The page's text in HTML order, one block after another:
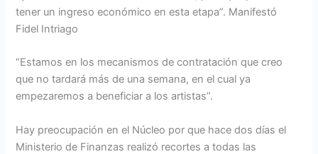
tener un ingreso económico en esta etapa”. Manifestó
Fidel Intriago
“Estamos en los mecanismos de contratación que creo
que no tardará más de una semana, en el cual ya
empezaremos a beneficiar a los artistas”.
Hay preocupación en el Núcleo por que hace dos días el
Ministerio de Finanzas realizó recortes a todas las